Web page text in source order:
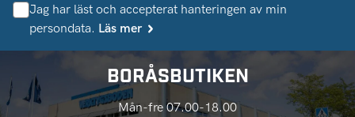
Jag har läst och accepterat hanteringen av min
persondata. Läs mer
BORÅSBUTIKEN
Mån-fre 07.00-18.00